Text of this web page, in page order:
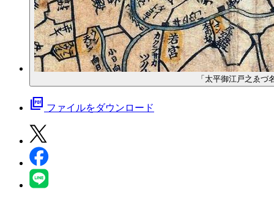
「太平御江戸之ゑづ
picture_as_pdf ファイルをダウンロード